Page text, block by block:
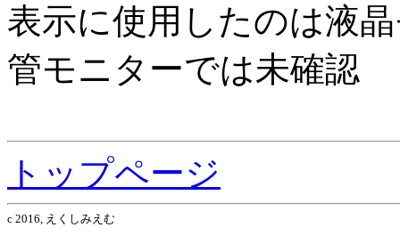
表示に使用したのは液
管モニターでは未確認
トップページ
c 2016, えくしみえむ